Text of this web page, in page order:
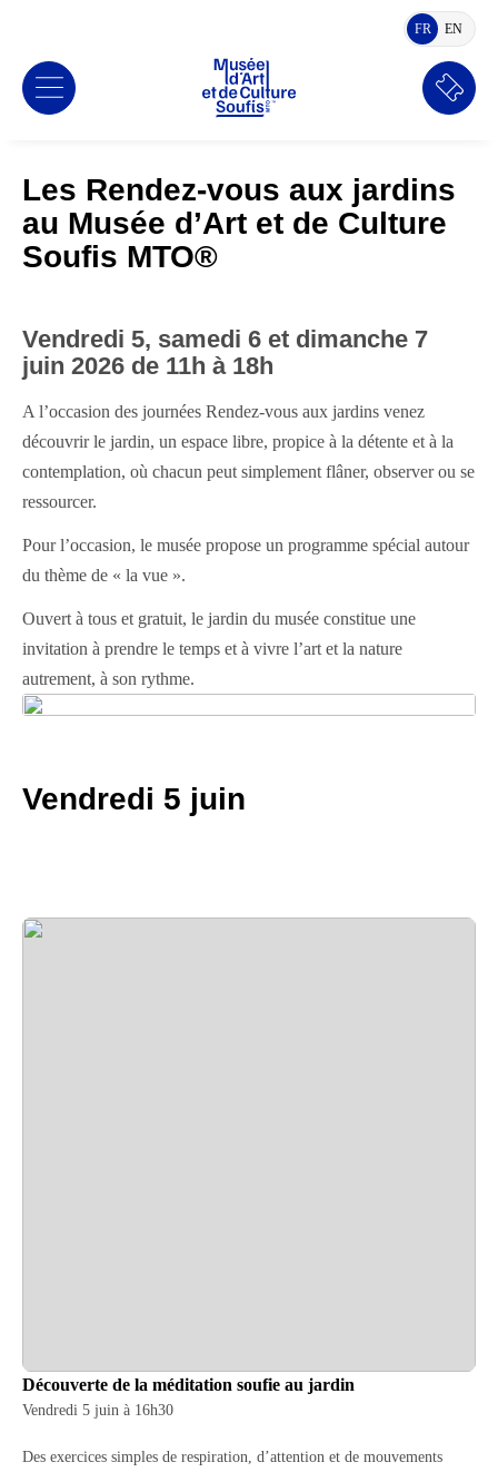
FRFRANÇAIS
EN
Les Rendez-vous aux jardins
au Musée d’Art et de Culture
Soufis MTO®
Vendredi 5, samedi 6 et dimanche 7
juin 2026 de 11h à 18h
A l’occasion des journées Rendez-vous aux jardins venez
découvrir le jardin, un espace libre, propice à la détente et à la
contemplation, où chacun peut simplement flâner, observer ou se
ressourcer.
Pour l’occasion, le musée propose un programme spécial autour
du thème de « la vue ».
Ouvert à tous et gratuit, le jardin du musée constitue une
invitation à prendre le temps et à vivre l’art et la nature
autrement, à son rythme.
Vendredi 5 juin
Découverte de la méditation soufie au jardin
Vendredi 5 juin à 16h30
Des exercices simples de respiration, d’attention et de mouvements